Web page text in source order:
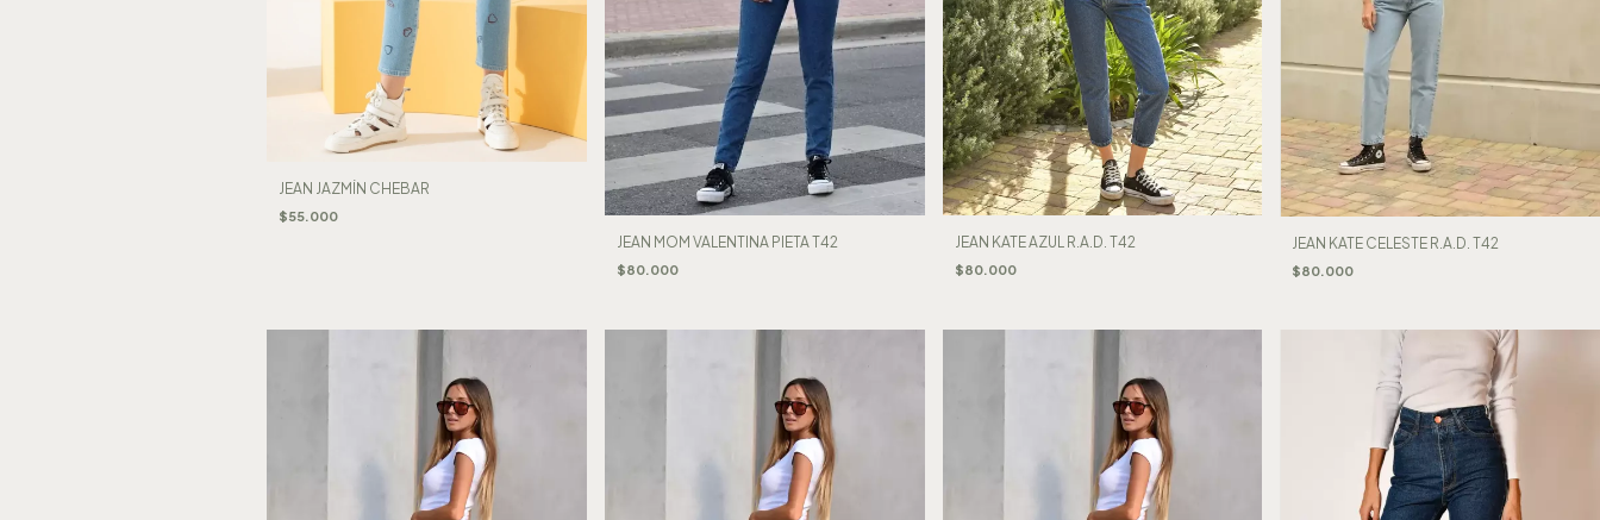
JEAN JAZMÍN CHEBAR
$55.000
JEAN MOM VALENTINA PIETA T42
$80.000
JEAN KATE AZUL R.A.D. T42
$80.000
JEAN KATE CELESTE R.A.D. T42
$80.000